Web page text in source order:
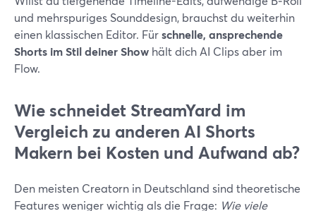
und mehrspuriges Sounddesign, brauchst du weiterhin
einen klassischen Editor. Fürschnelle, ansprechende
Shorts im Stil deiner Show hält dich AI Clips aber im
Flow.
Wie schneidet StreamYard im
Vergleich zu anderen AI Shorts
Makern bei Kosten und Aufwand ab?
Den meisten Creatorn in Deutschland sind theoretische
Features weniger wichtig als die Frage: Wie viele